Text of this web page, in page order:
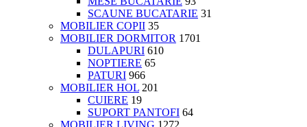
SCAUNE BUCATARIE 31
MOBILIER COPII 35
MOBILIER DORMITOR 1701
DULAPURI 610
NOPTIERE 65
PATURI 966
MOBILIER HOL 201
CUIERE 19
SUPORT PANTOFI 64
MOBILIER LIVING 1272